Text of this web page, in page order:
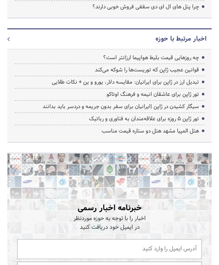
چرا پنل های ال ای دی سقفی فروش خوبی دارند؟
اخبار مرتبط با حوزه
چه روزهایی قیمت بلیط هواپیما ارزانتر است؟
قوانین عجیب ژاپن که توریست‌ها را شوکه می‌کند
تبدیل ارز در ژاپن برای ایرانیان: مقایسه دلار، یورو و ین + نکات طلایی
تور ژاپن برای عاشقان انیمه و فرهنگ اوتاکو
سیگار کشیدن در ژاپن |ایرانیان برای سفر بدون جریمه و دردسر باید بدانند
تور ژاپن ۵ روزه برای علاقه‌مندان به فناوری و رباتیک
هتل المپیا مشهد هتل دو ستاره قیمت مناسب
خبرنامه اخبار رسمی
اخبار را با توجه به حوزه موردنظر
در ایمیل خود دریافت کنید